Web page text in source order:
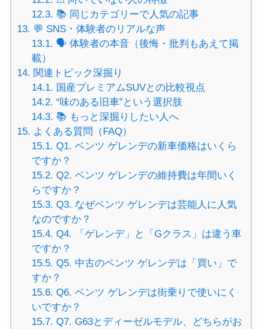
12.3. 📚 同じカテゴリーで人気の記事
13. 💬 SNS・体験者のリアルな声
13.1. 🗣 体験者の本音（後悔・批判もあえて掲
載）
14. 関連トピック深掘り
14.1. 国産プレミアムSUVとの比較視点
14.2. “味のある旧車”という選択肢
14.3. 📚 もっと深掘りしたい人へ
15. よくある質問（FAQ）
15.1. Q1. ベンツ ゲレンデの新車価格はいくら
ですか？
15.2. Q2. ベンツ ゲレンデの維持費は年間いく
らですか？
15.3. Q3. なぜベンツ ゲレンデは芸能人に人気
なのですか？
15.4. Q4. 「ゲレンデ」と「Gクラス」は違う車
ですか？
15.5. Q5. 中古のベンツ ゲレンデは「買い」で
すか？
15.6. Q6. ベンツ ゲレンデは街乗りで使いにく
いですか？
15.7. Q7. G63とディーゼルモデル、どちらがお